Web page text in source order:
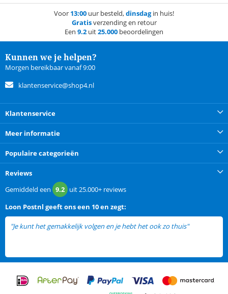
Voor 13:00 uur besteld,dinsdagin huis!
Gratisverzending en retour
Een 9.2 uit25.000 beoordelingen
Kunnen we je helpen?
Morgen bereikbaar vanaf 9:00
klantenservice@shop4.nl
Klantenservice
Meer informatie
Populaire categorieën
Reviews
Gemiddeld een 9.2 uit25.000+ reviews
Loon Postnl geeft ons een 10 en zegt:
"Je kunt het gemakkelijk volgen en je hebt het ook zo thuis"